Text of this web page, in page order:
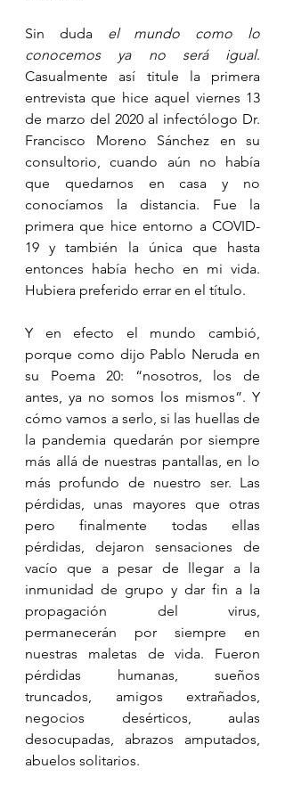
Sin duda el mundo como lo
conocemos ya no será igual.
Casualmente así titule la primera
entrevista que hice aquel viernes 13
de marzo del 2020 al infectólogo Dr.
Francisco Moreno Sánchez en su
consultorio, cuando aún no había
que quedarnos en casa y no
conocíamos la distancia. Fue la
primera que hice entorno a COVID-
19 y también la única que hasta
entonces había hecho en mi vida.
Hubiera preferido errar en el título.
Y en efecto el mundo cambió,
porque como dijo Pablo Neruda en
su Poema 20: “nosotros, los de
antes, ya no somos los mismos”. Y
cómo vamos a serlo, si las huellas de
la pandemia quedarán por siempre
más allá de nuestras pantallas, en lo
más profundo de nuestro ser. Las
pérdidas, unas mayores que otras
pero finalmente todas ellas
pérdidas, dejaron sensaciones de
vacío que a pesar de llegar a la
inmunidad de grupo y dar fin a la
propagación del virus,
permanecerán por siempre en
nuestras maletas de vida. Fueron
pérdidas humanas, sueños
truncados, amigos extrañados,
negocios desérticos, aulas
desocupadas, abrazos amputados,
abuelos solitarios.